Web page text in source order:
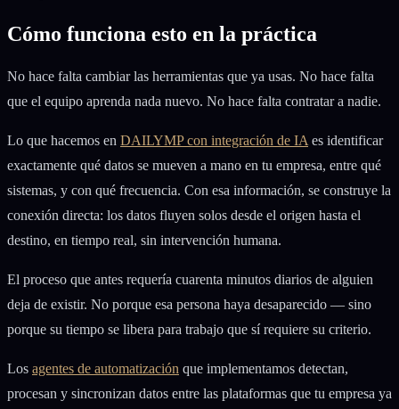
Cómo funciona esto en la práctica
No hace falta cambiar las herramientas que ya usas. No hace falta
que el equipo aprenda nada nuevo. No hace falta contratar a nadie.
Lo que hacemos en DAILYMP con integración de IA es identificar
exactamente qué datos se mueven a mano en tu empresa, entre qué
sistemas, y con qué frecuencia. Con esa información, se construye la
conexión directa: los datos fluyen solos desde el origen hasta el
destino, en tiempo real, sin intervención humana.
El proceso que antes requería cuarenta minutos diarios de alguien
deja de existir. No porque esa persona haya desaparecido — sino
porque su tiempo se libera para trabajo que sí requiere su criterio.
Los agentes de automatización que implementamos detectan,
procesan y sincronizan datos entre las plataformas que tu empresa ya